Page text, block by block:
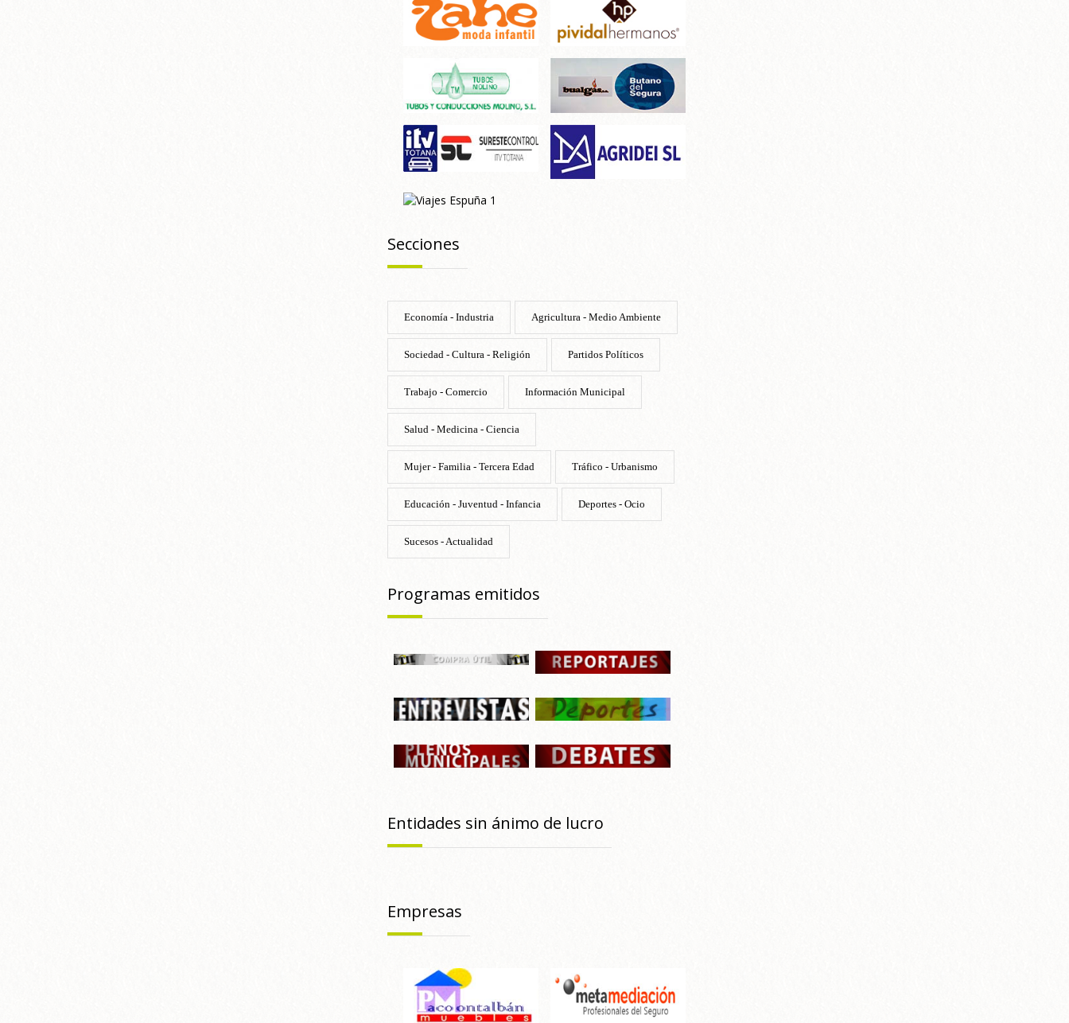
Secciones
Economía - Industria Agricultura - Medio Ambiente
Sociedad - Cultura - Religión Partidos Políticos
Trabajo - Comercio Información Municipal
Salud - Medicina - Ciencia
Mujer - Familia - Tercera Edad Tráfico - Urbanismo
Educación - Juventud - Infancia Deportes - Ocio
Sucesos - Actualidad
Programas emitidos
Entidades sin ánimo de lucro
Empresas